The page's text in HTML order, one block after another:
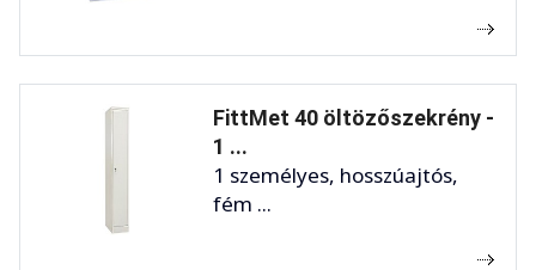
FittMet 40 öltözőszekrény -
1 ...
1 személyes, hosszúajtós,
fém ...